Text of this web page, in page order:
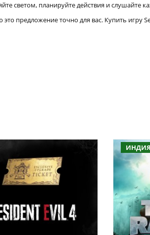
светом, планируйте действия и слушайте
предложение точно для вас. Купить
ИНДИЯ